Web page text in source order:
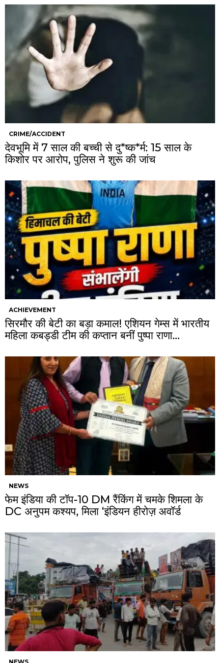
CRIME/ACCIDENT
देवभूमि में 7 साल की बच्ची से दु*ष्क*र्म: 15 साल के
किशोर पर आरोप, पुलिस ने शुरू की जांच
ACHIEVEMENT
सिरमौर की बेटी का बड़ा कमाल! एशियन गेम्स में भारतीय
महिला कबड्डी टीम की कप्तान बनीं पुष्पा राणा…
NEWS
फेम इंडिया की टॉप-10 DM रैंकिंग में चमके शिमला के
DC अनुपम कश्यप, मिला ‘इंडियन हीरोज़ अवॉर्ड